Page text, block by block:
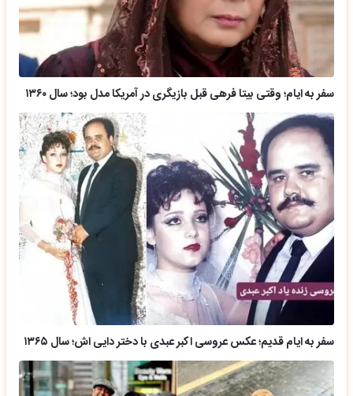
سفر به ایام؛ وقتی بیتا فرهی قبل بازیگری در آمریکا مدل بود؛ سال ۱۳۶۰
سفر به ایام قدیم؛ عکس عروسی اکبر عبدی با دختر دایی اش؛ سال ۱۳۶۵